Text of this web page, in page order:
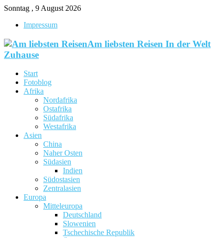
Sonntag , 9 August 2026
Impressum
Am liebsten Reisen In der Welt
Zuhause
Start
Fotoblog
Afrika
Nordafrika
Ostafrika
Südafrika
Westafrika
Asien
China
Naher Osten
Südasien
Indien
Südostasien
Zentralasien
Europa
Mitteleuropa
Deutschland
Slowenien
Tschechische Republik